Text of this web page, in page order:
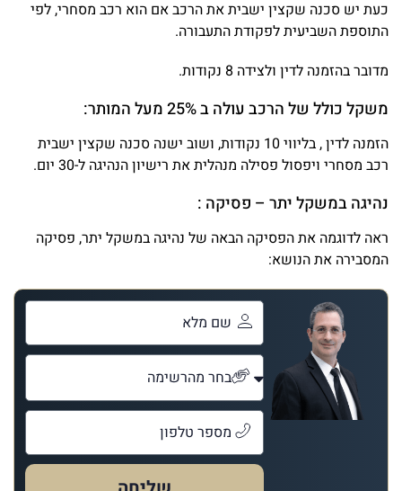
כעת יש סכנה שקצין ישבית את הרכב אם הוא רכב מסחרי, לפי
התוספת השביעית לפקודת התעבורה.
מדובר בהזמנה לדין ולצידה 8 נקודות.
משקל כולל של הרכב עולה ב 25% מעל המותר:
הזמנה לדין , בליווי 10 נקודות, ושוב ישנה סכנה שקצין ישבית
רכב מסחרי ויפסול פסילה מנהלית את רישיון הנהיגה ל-30 יום.
נהיגה במשקל יתר – פסיקה :
ראה לדוגמה את הפסיקה הבאה של נהיגה במשקל יתר, פסיקה
המסבירה את הנושא: